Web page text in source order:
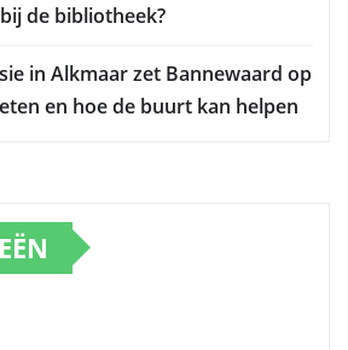
de bibliotheek?
in Alkmaar zet Bannewaard op
en hoe de buurt kan helpen